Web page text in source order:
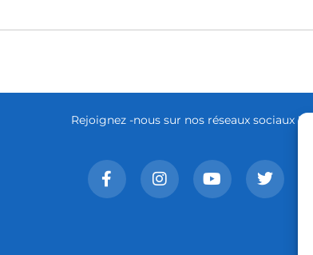
Rejoignez -nous sur nos réseaux sociaux !